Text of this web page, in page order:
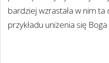
bardziej wzrastała w nim
przykładu uniżenia się